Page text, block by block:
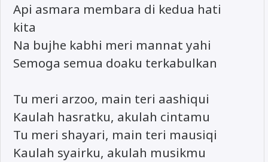
Api asmara membara di kedua hati
kita
Na bujhe kabhi meri mannat yahi
Semoga semua doaku terkabulkan
Tu meri arzoo, main teri aashiqui
Kaulah hasratku, akulah cintamu
Tu meri shayari, main teri mausiqi
Kaulah syairku, akulah musikmu